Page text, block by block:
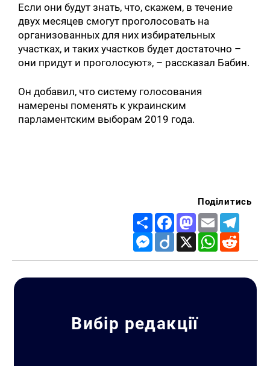
Если они будут знать, что, скажем, в течение
двух месяцев смогут проголосовать на
организованных для них избирательных
участках, и таких участков будет достаточно –
они придут и проголосуют», – рассказал Бабин.
Он добавил, что систему голосования
намерены поменять к украинским
парламентским выборам 2019 года.
Поділитись
Share FacebookMastodon
Email
Messenger
Diigo X WhatsApp
Вибір редакції